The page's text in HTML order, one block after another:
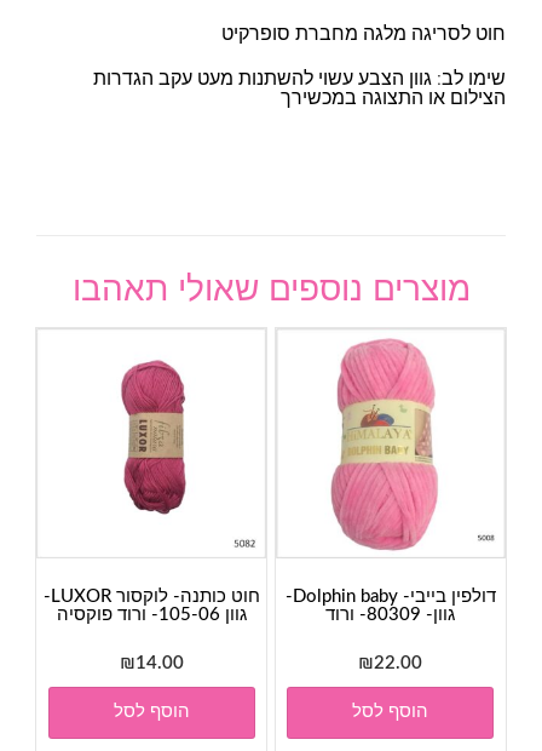
חוט לסריגה מלגה מחברת סופרקיט
שימו לב: גוון הצבע עשוי להשתנות מעט עקב הגדרות
הצילום או התצוגה במכשירך
מוצרים נוספים שאולי תאהבו
דולפין בייבי- Dolphin baby-
גוון- 80309- ורוד
₪22.00
הוסף לסל
חוט כותנה- לוקסור LUXOR-
גוון 105-06- ורוד פוקסיה
₪14.00
הוסף לסל